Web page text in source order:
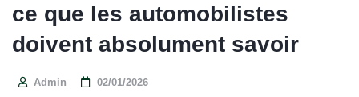
ce que les automobilistes
doivent absolument savoir
Admin
02/01/2026